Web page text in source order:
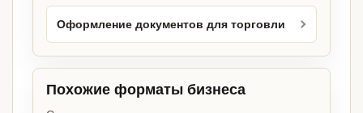
Оформление документов для торговли
Похожие форматы бизнеса